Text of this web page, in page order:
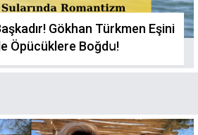
Gökhan Türkmen Eşini
Öpücüklere Boğdս!